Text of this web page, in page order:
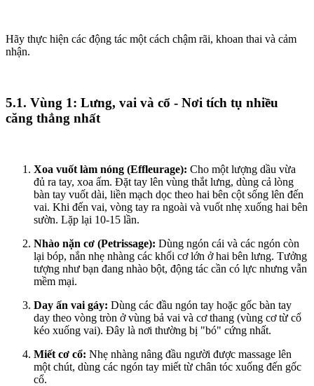
Hãy thực hiện các động tác một cách chậm rãi, khoan thai và cảm
nhận.
5.1. Vùng 1: Lưng, vai và cổ - Nơi tích tụ nhiều
căng thẳng nhất
Xoa vuốt làm nóng (Effleurage): Cho một lượng dầu vừa
đủ ra tay, xoa ấm. Đặt tay lên vùng thắt lưng, dùng cả lòng
bàn tay vuốt dài, liền mạch dọc theo hai bên cột sống lên đến
vai. Khi đến vai, vòng tay ra ngoài và vuốt nhẹ xuống hai bên
sườn. Lặp lại 10-15 lần.
Nhào nặn cơ (Petrissage): Dùng ngón cái và các ngón còn
lại bóp, nắn nhẹ nhàng các khối cơ lớn ở hai bên lưng. Tưởng
tượng như bạn đang nhào bột, động tác cần có lực nhưng vẫn
mềm mại.
Day ấn vai gáy: Dùng các đầu ngón tay hoặc gốc bàn tay
day theo vòng tròn ở vùng bả vai và cơ thang (vùng cơ từ cổ
kéo xuống vai). Đây là nơi thường bị "bó" cứng nhất.
Miết cơ cổ: Nhẹ nhàng nâng đầu người được massage lên
một chút, dùng các ngón tay miết từ chân tóc xuống đến gốc
cổ.